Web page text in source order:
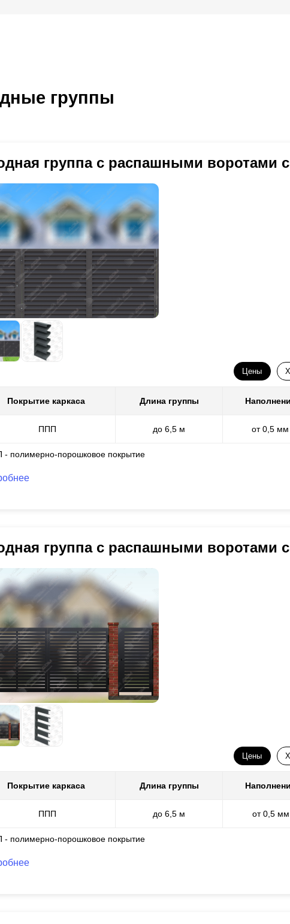
группы
группа с распашными воротами
Цены
Покрытие каркаса Длина группы
ППП до 6,5 м от 0,5 мм
- полимерно-порошковое покрытие
группа с распашными воротами
Цены
Покрытие каркаса Длина группы
ППП до 6,5 м от 0,5 мм
- полимерно-порошковое покрытие